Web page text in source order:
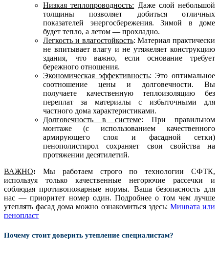
Низкая теплопроводность: Даже слой небольшой
толщины позволяет добиться отличных
показателей энергосбережения. Зимой в доме
будет тепло, а летом — прохладно.
Легкость и влагостойкость: Материал практически
не впитывает влагу и не утяжеляет конструкцию
здания, что важно, если основание требует
бережного отношения.
Экономическая эффективность: Это оптимальное
соотношение цены и долговечности. Вы
получаете качественную теплоизоляцию без
переплат за материалы с избыточными для
частного дома характеристиками.
Долговечность в системе: При правильном
монтаже (с использованием качественного
армирующего слоя и фасадной сетки)
пенополистирол сохраняет свои свойства на
протяжении десятилетий.
ВАЖНО: Мы работаем строго по технологии СФТК,
используя только качественные негорючие рассечки и
соблюдая противопожарные нормы. Ваша безопасность для
нас — приоритет номер один. Подробнее о том чем лучше
утеплять фасад дома можно ознакомиться здесь: Минвата или
пенопласт
Почему стоит доверить утепление специалистам?